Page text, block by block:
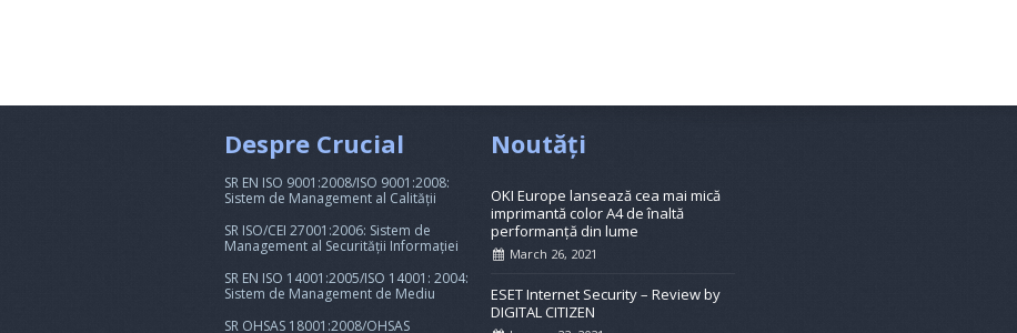
Despre Crucial
SR EN ISO 9001:2008/ISO 9001:2008:
Sistem de Management al Calității
SR ISO/CEI 27001:2006: Sistem de
Management al Securității Informației
SR EN ISO 14001:2005/ISO 14001: 2004:
Sistem de Management de Mediu
SR OHSAS 18001:2008/OHSAS
Noutăți
OKI Europe lansează cea mai mică
imprimantă color A4 de înaltă
performanță din lume
March 26, 2021
ESET Internet Security – Review by
DIGITAL CITIZEN